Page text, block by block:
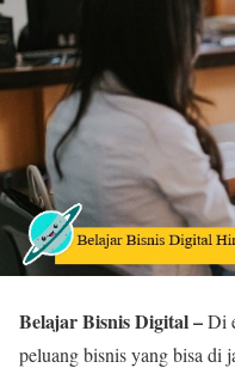
Belajar Bisnis Digital –Di
peluang bisnis yang bisa di